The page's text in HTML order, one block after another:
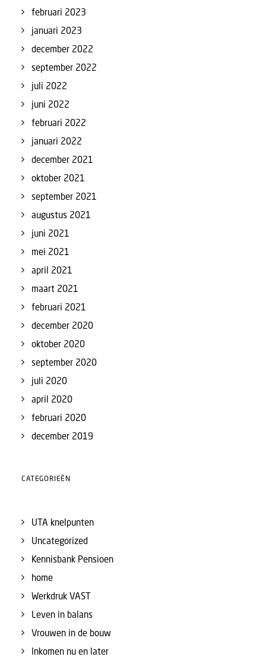
februari 2023
januari 2023
december 2022
september 2022
juli 2022
juni 2022
februari 2022
januari 2022
december 2021
oktober 2021
september 2021
augustus 2021
juni 2021
mei 2021
april 2021
maart 2021
februari 2021
december 2020
oktober 2020
september 2020
juli 2020
april 2020
februari 2020
december 2019
CATEGORIEËN
UTA knelpunten
Uncategorized
Kennisbank Pensioen
home
Werkdruk VAST
Leven in balans
Vrouwen in de bouw
Inkomen nu en later